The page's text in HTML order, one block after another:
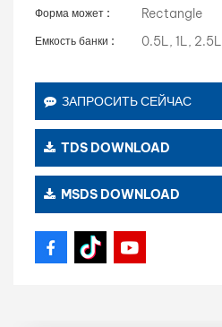
Форма может : Rectangle
Емкость банки : 0.5L, 1L, 2.5L
ЗАПРОСИТЬ СЕЙЧАС
TDS DOWNLOAD
MSDS DOWNLOAD